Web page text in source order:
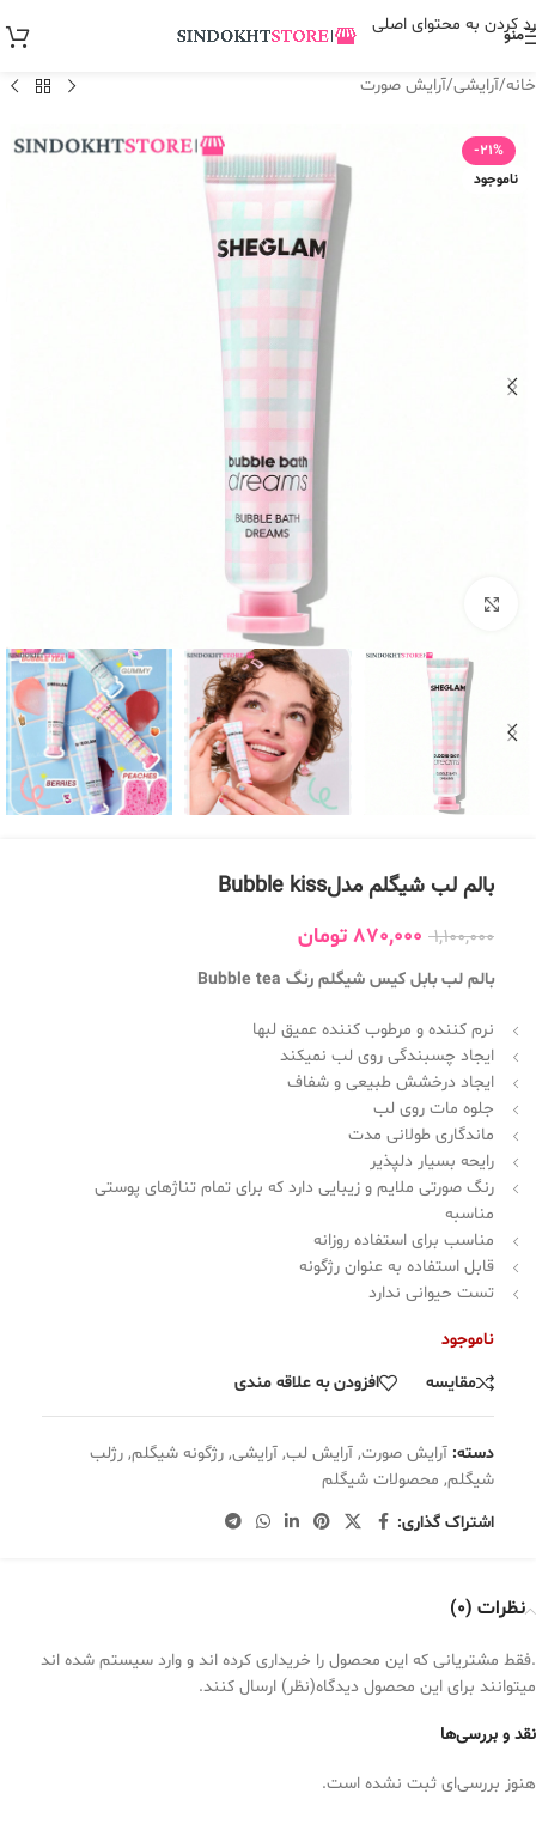
رد کردن به محتوای اصلی
منو
خانه/آرایشی/آرایش صورت
-21%
ناموجود
بالم لب شیگلم مدلBubble kiss
1,100,000
870,000 تومان
بالم لب بابل کیس شیگلم رنگ Bubble tea
نرم کننده و مرطوب کننده عمیق لبها
ایجاد چسبندگی روی لب نمیکند
ایجاد درخشش طبیعی و شفاف
جلوه مات روی لب
ماندگاری طولانی مدت
رایحه بسیار دلپذیر
رنگ صورتی ملایم و زیبایی دارد که برای تمام تناژهای پوستی
مناسبه
مناسب برای استفاده روزانه
قابل استفاده به عنوان رژگونه
تست حیوانی ندارد
ناموجود
مقایسه
افزودن به علاقه مندی
دسته: آرایش صورت, آرایش لب, آرایشی, رژگونه شیگلم, رژلب
شیگلم, محصولات شیگلم
اشتراک گذاری:
نظرات (0)
نقد و بررسی‌ها
هنوز بررسی‌ای ثبت نشده است.
.فقط مشتریانی که این محصول را خریداری کرده اند و وارد سیستم شده اند
میتوانند برای این محصول دیدگاه(نظر) ارسال کنند.